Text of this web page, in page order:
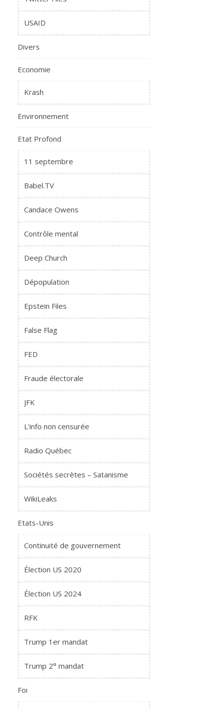
USAID
Divers
Economie
Krash
Environnement
Etat Profond
11 septembre
Babel.TV
Candace Owens
Contrôle mental
Deep Church
Dépopulation
Epstein Files
False Flag
FED
Fraude électorale
JFK
L'info non censurée
Radio Québec
Sociétés secrètes – Satanisme
WikiLeaks
Etats-Unis
Continuité de gouvernement
Élection US 2020
Élection US 2024
RFK
Trump 1er mandat
Trump 2° mandat
Foi